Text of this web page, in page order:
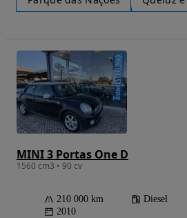
MINI 3 Portas One D
1560 cm3 • 90 cv
210 000 km Diesel
2010